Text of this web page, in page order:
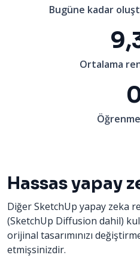
Bugüne kadar
Ortalama
Hassas yapay
Diğer SketchUp yapay zeka
(SketchUp Diffusion dahil)
orijinal tasarımınızı
etmişsinizdir.